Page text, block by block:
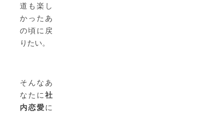
道も楽し
かったあ
の頃に戻
りたい。
そんなあ
なたに社
内恋愛に